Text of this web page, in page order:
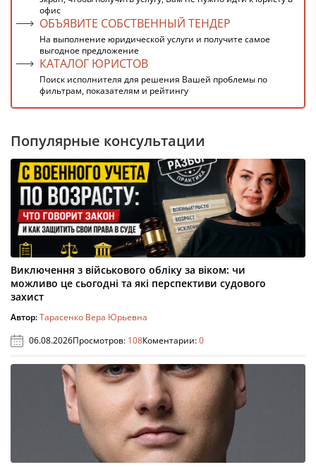
офис
ОБЪЯВИТЕ СОБСТВЕННЫЙ ТЕНДЕР
На выполнение юридической услуги и получите самое
выгодное предложение
КАТАЛОГ ЮРИСТОВ
Поиск исполнителя для решения Вашей проблемы по
фильтрам, показателям и рейтингу
Популярные консультации
Виключення з військового обліку за віком: чи
можливо це сьогодні та які перспективи судового
захист
Автор:Тарасенко Вера Юрьевна
06.08.2026Просмотров: 108Коментарии:0